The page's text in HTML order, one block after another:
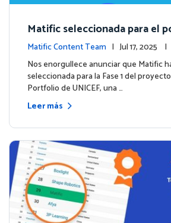
Matific seleccionada para el
Unicorn de UNICEF:
apa
Matific Content Team | Jul 17, 2025 |
ntos
Nos enorgullece anunciar que Matific
seleccionada para la Fase 1 del
Portfolio de UNICEF, una …
Leer más